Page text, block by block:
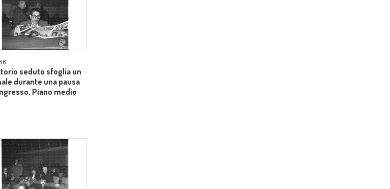
seduto sfoglia un
durante una pausa
Piano medio